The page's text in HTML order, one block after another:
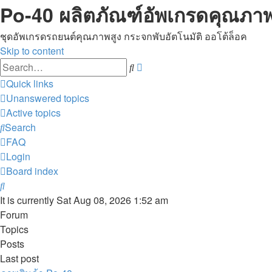
Po-40 ผลิตภัณฑ์อัพเกรดคุณภา
ชุดอัพเกรดรถยนต์คุณภาพสูง กระจกพับอัตโนมัติ ออโต้ล็อค
Skip to content
Search
Quick links
Unanswered topics
Active topics
Search
FAQ
Login
Board index
Search
It is currently Sat Aug 08, 2026 1:52 am
Forum
Topics
Posts
Last post